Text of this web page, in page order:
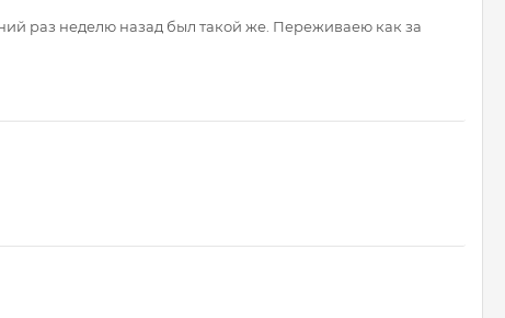
раз неделю назад был такой же. Переживаею как за